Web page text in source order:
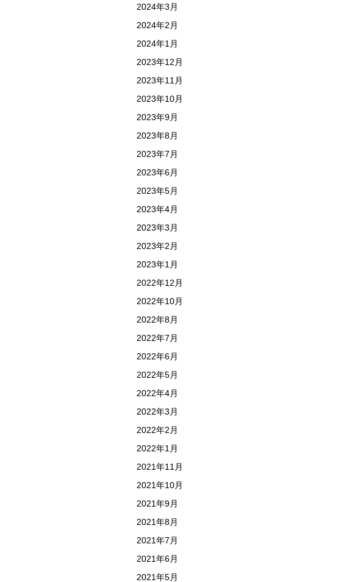
2024年3月
2024年2月
2024年1月
2023年12月
2023年11月
2023年10月
2023年9月
2023年8月
2023年7月
2023年6月
2023年5月
2023年4月
2023年3月
2023年2月
2023年1月
2022年12月
2022年10月
2022年8月
2022年7月
2022年6月
2022年5月
2022年4月
2022年3月
2022年2月
2022年1月
2021年11月
2021年10月
2021年9月
2021年8月
2021年7月
2021年6月
2021年5月